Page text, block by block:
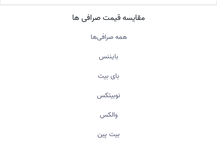
مقایسه قیمت صرافی ها
همه صرافی‌ها
بایننس
بای بیت
نوبیتکس
والکس
بیت پین